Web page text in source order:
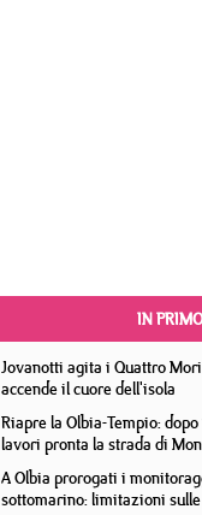
IN
Jovanotti agita i Quattro
accende il cuore dell'isola
Riapre la Olbia-Tempio:
lavori pronta la strada di
A Olbia prorogati i
sottomarino: limitazioni